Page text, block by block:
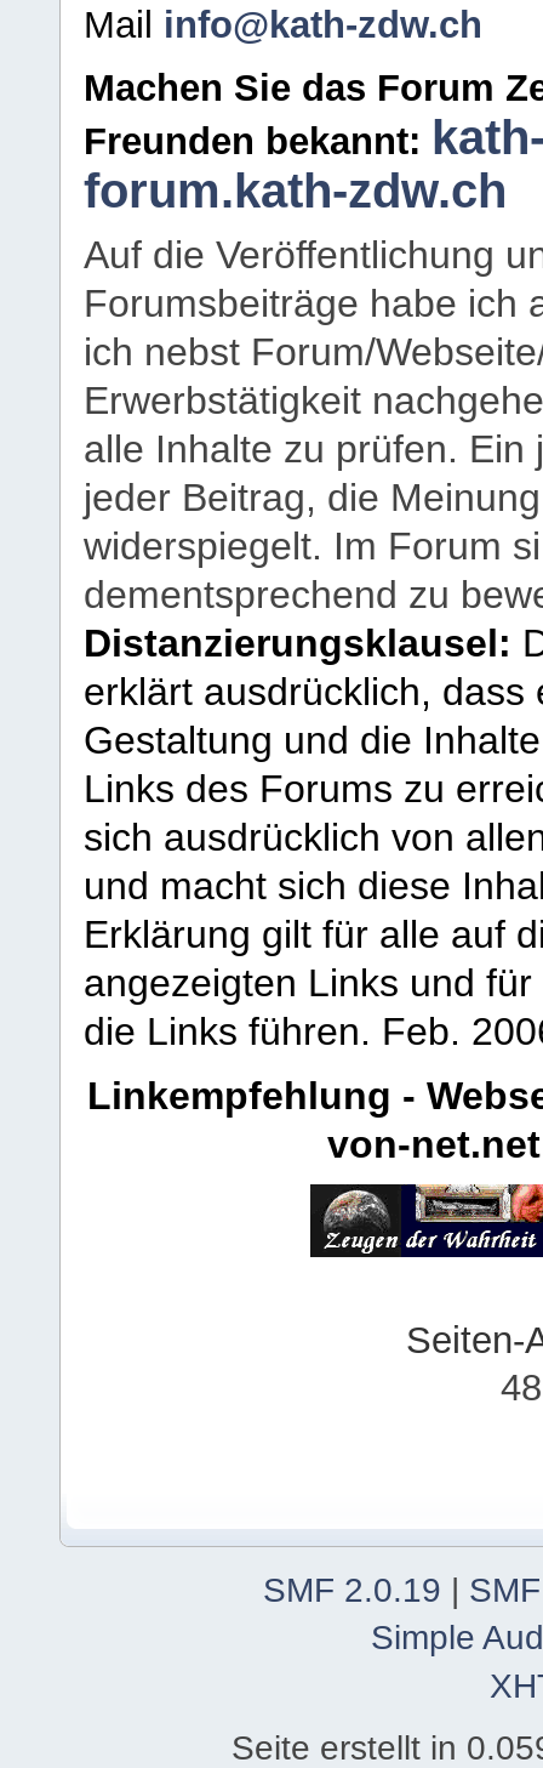
Mail info@kath-zdw.ch
Machen Sie das Forum
Freunden bekannt:
forum.kath-zdw.ch
Auf die Veröffentlichung
Forumsbeiträge habe ich
ich nebst Forum/
Erwerbstätigkeit
alle Inhalte zu prüfen.
jeder Beitrag, die
widerspiegelt. Im Forum
dementsprechend zu
Distanzierungsklausel:
erklärt ausdrücklich,
Gestaltung und die
Links des Forums zu
sich ausdrücklich von
und macht sich diese
Erklärung gilt für alle auf
angezeigten Links und
die Links führen. Feb.
Linkempfehlung -
von-net.net
Seiten-
SMF 2.0.19 |
Simple
Seite erstellt in